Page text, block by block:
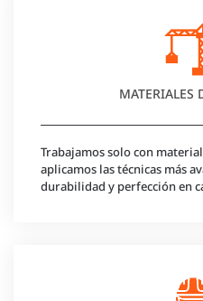
MATERIALES
Trabajamos solo con
aplicamos las técnicas más
durabilidad y perfección en